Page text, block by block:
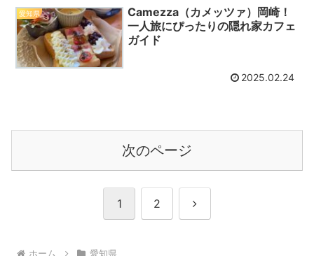
愛知県
Camezza（カメッツァ）岡崎！
一人旅にぴったりの隠れ家カフェ
ガイド
2025.02.24
次のページ
1 2 次
ホーム 愛知県